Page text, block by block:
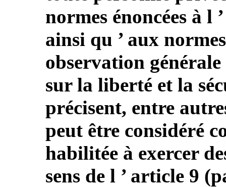
normes énoncées à l
ainsi qu ’ aux
observation
sur la liberté et la
précisent, entre
peut être considéré
habilitée à exercer
sens de l ’ article 9